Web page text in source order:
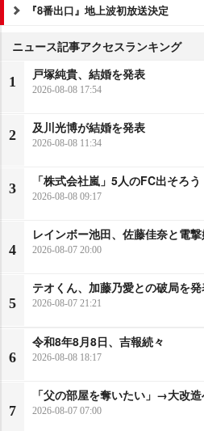
『8番出口』地上波初放送決定
ニュース記事アクセスランキング
1
戸塚純貴、結婚を発表
2026-08-08 17:54
2
及川光博が結婚を発表
2026-08-08 11:34
3
「株式会社嵐」5人のFC出そろう
2026-08-08 09:17
4
レインボー池田、佐藤佳奈と電
2026-08-07 20:00
5
テオくん、加藤乃愛との破局を
2026-08-07 21:21
6
令和8年8月8日、吉報続々
2026-08-08 18:17
7
「父の部屋を奪いたい」→大改
2026-08-07 07:00